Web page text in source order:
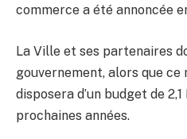
commerce a été annoncée
La Ville et ses partenaires
gouvernement, alors que ce
disposera d’un budget de
prochaines années.